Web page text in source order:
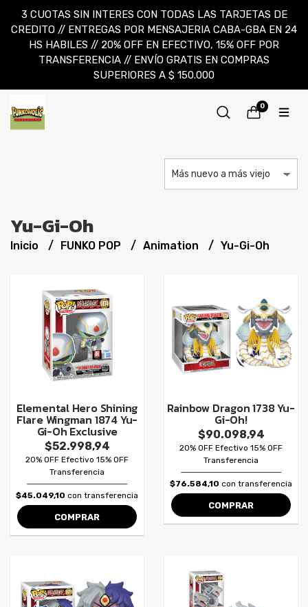
3 CUOTAS SIN INTERES CON TODAS LAS TARJETAS DE
CREDITO // ENTREGAS POR MENSAJERIA CABA-GBA EN 24
HS HABILES // 20% OFF EN EFECTIVO, 15% OFF POR
TRANSFERENCIA // ENVÍO GRATIS EN COMPRAS
SUPERIORES A $ 150.000
0
Yu-Gi-Oh
Inicio FUNKO POP Animation Yu-Gi-Oh
Elemental Hero Shining
Flare Wingman 1874 Yu-
Gi-Oh Exclusive
$52.998,94
20% OFF Efectivo 15% OFF
Transferencia
$45.049,10 con transferencia
COMPRAR
Rainbow Dragon 1738 Yu-
Gi-Oh!
$90.098,94
20% OFF Efectivo 15% OFF
Transferencia
$76.584,10 con transferencia
COMPRAR